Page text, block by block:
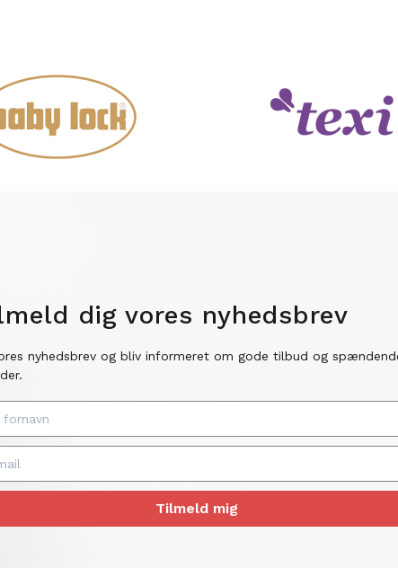
dig vores nyhedsbrev
nyhedsbrev og bliv informeret om gode tilbud og
Tilmeld mig